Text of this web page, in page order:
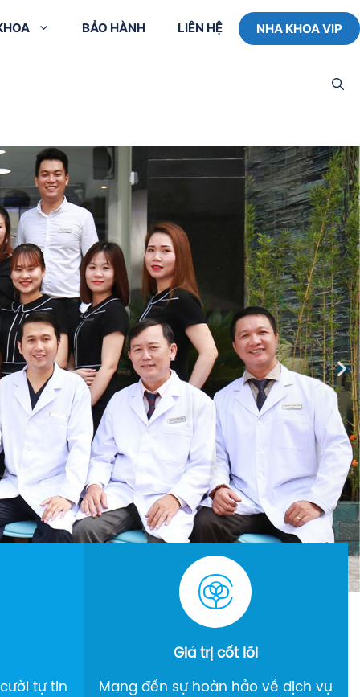
bắc cầu
Cấy ghép Implant
toàn hàm All on 4
Cấy ghép Implant
toàn hàm All on 6
Trồng hoặc cấy
răng Mini Implant
tận nơi
Phòng lưu trú cho
khách ở xa
BẢO HÀNH LIÊN HỆ NHA KHOA VIP
tự tin
Giá trị cốt lõi
Mang đến sự hoàn hảo về dịch vụ